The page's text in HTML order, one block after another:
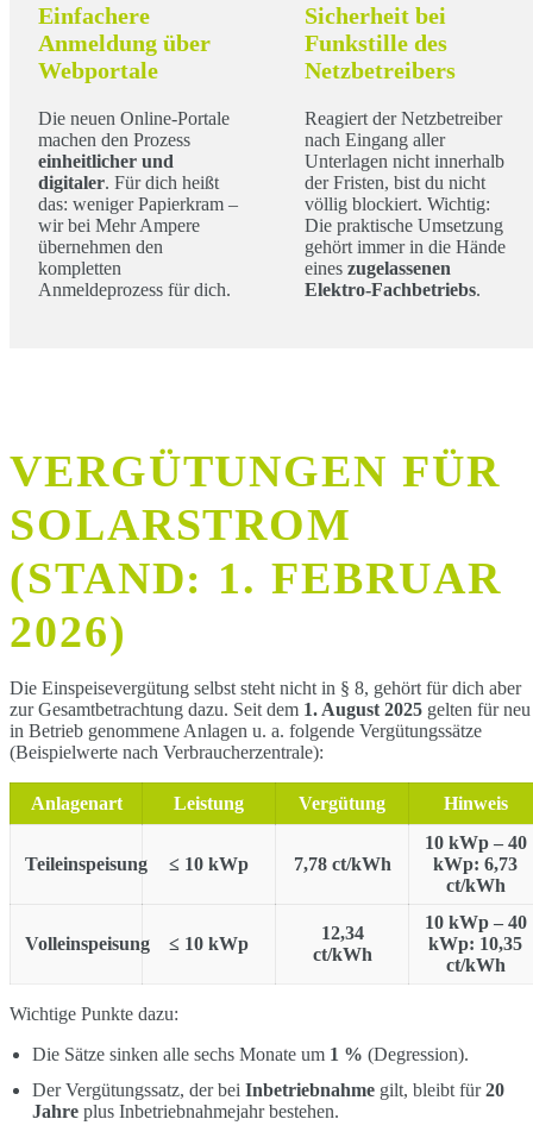
Einfachere
Anmeldung über
Webportale
Die neuen Online-Portale
machen den Prozess
einheitlicher und
digitaler. Für dich heißt
das: weniger Papierkram –
wir bei Mehr Ampere
übernehmen den
kompletten
Anmeldeprozess für dich.
Sicherheit bei
Funkstille des
Netzbetreibers
Reagiert der Netzbetreiber
nach Eingang aller
Unterlagen nicht innerhalb
der Fristen, bist du nicht
völlig blockiert. Wichtig:
Die praktische Umsetzung
gehört immer in die Hände
eines zugelassenen
Elektro-Fachbetriebs.
VERGÜTUNGEN FÜR
SOLARSTROM
(STAND: 1. FEBRUAR
2026)
Die Einspeisevergütung selbst steht nicht in § 8, gehört für dich aber
zur Gesamtbetrachtung dazu. Seit dem 1. August 2025 gelten für neu
in Betrieb genommene Anlagen u. a. folgende Vergütungssätze
(Beispielwerte nach Verbraucherzentrale):
Anlagenart Leistung Vergütung Hinweis
Teileinspeisung ≤ 10 kWp 7,78 ct/kWh
10 kWp – 40
kWp: 6,73
ct/kWh
Volleinspeisung ≤ 10 kWp
12,34
ct/kWh
10 kWp – 40
kWp: 10,35
ct/kWh
Wichtige Punkte dazu:
Die Sätze sinken alle sechs Monate um 1 % (Degression).
Der Vergütungssatz, der beiInbetriebnahme gilt, bleibt für20
Jahre plus Inbetriebnahmejahr bestehen.